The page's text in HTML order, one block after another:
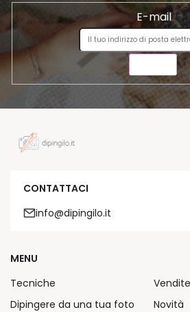
E-mail
CONTATTACI
info@dipingilo.it
MENU
Tecniche
Dipingere da una tua foto
Vendite
Novità